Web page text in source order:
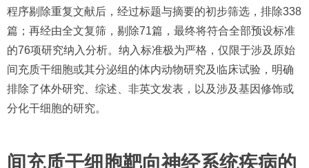
程序剔除重复文献后，经过标题与摘要的初步筛选，排除338
篇；再经由全文复筛，剔除71篇，最终将符合全部预设标准
的76项研究纳入分析。纳入标准极为严格，仅限于涉及原始
间充质干细胞或其分泌组的体内动物研究及临床试验，明确
排除了体外研究、综述、非英文发表，以及涉及基因修饰或
分化干细胞的研究。
间充质干细胞靶向神经系统疾病的